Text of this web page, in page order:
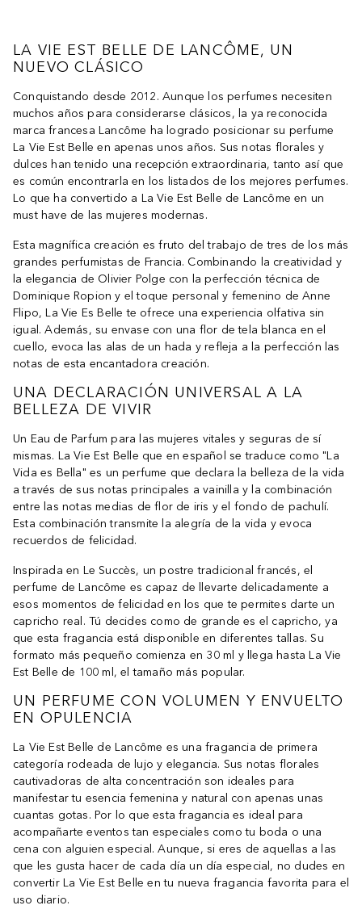
LA VIE EST BELLE DE LANCÔME, UN
NUEVO CLÁSICO
Conquistando desde 2012. Aunque los perfumes necesiten
muchos años para considerarse clásicos, la ya reconocida
marca francesa Lancôme ha logrado posicionar su perfume
La Vie Est Belle en apenas unos años. Sus notas florales y
dulces han tenido una recepción extraordinaria, tanto así que
es común encontrarla en los listados de los mejores perfumes.
Lo que ha convertido a La Vie Est Belle de Lancôme en un
must have de las mujeres modernas.
Esta magnífica creación es fruto del trabajo de tres de los más
grandes perfumistas de Francia. Combinando la creatividad y
la elegancia de Olivier Polge con la perfección técnica de
Dominique Ropion y el toque personal y femenino de Anne
Flipo, La Vie Es Belle te ofrece una experiencia olfativa sin
igual. Además, su envase con una flor de tela blanca en el
cuello, evoca las alas de un hada y refleja a la perfección las
notas de esta encantadora creación.
UNA DECLARACIÓN UNIVERSAL A LA
BELLEZA DE VIVIR
Un Eau de Parfum para las mujeres vitales y seguras de sí
mismas. La Vie Est Belle que en español se traduce como "La
Vida es Bella" es un perfume que declara la belleza de la vida
a través de sus notas principales a vainilla y la combinación
entre las notas medias de flor de iris y el fondo de pachulí.
Esta combinación transmite la alegría de la vida y evoca
recuerdos de felicidad.
Inspirada en Le Succès, un postre tradicional francés, el
perfume de Lancôme es capaz de llevarte delicadamente a
esos momentos de felicidad en los que te permites darte un
capricho real. Tú decides como de grande es el capricho, ya
que esta fragancia está disponible en diferentes tallas. Su
formato más pequeño comienza en 30 ml y llega hasta La Vie
Est Belle de 100 ml, el tamaño más popular.
UN PERFUME CON VOLUMEN Y ENVUELTO
EN OPULENCIA
La Vie Est Belle de Lancôme es una fragancia de primera
categoría rodeada de lujo y elegancia. Sus notas florales
cautivadoras de alta concentración son ideales para
manifestar tu esencia femenina y natural con apenas unas
cuantas gotas. Por lo que esta fragancia es ideal para
acompañarte eventos tan especiales como tu boda o una
cena con alguien especial. Aunque, si eres de aquellas a las
que les gusta hacer de cada día un día especial, no dudes en
convertir La Vie Est Belle en tu nueva fragancia favorita para el
uso diario.